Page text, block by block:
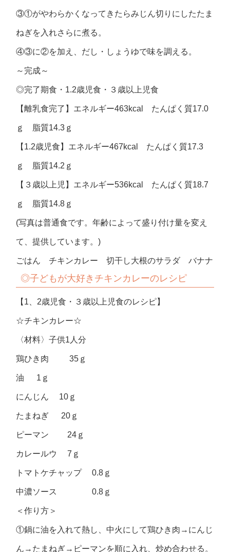
③①がやわらかくなってきたらみじん切りにしたたま
ねぎを入れさらに煮る。
④③に②を加え、だし・しょうゆで味を調える。
～完成～
◎完了期食・1.2歳児食・３歳以上児食
【離乳食完了】エネルギー463kcal たんぱく質17.0
ｇ 脂質14.3ｇ
【1.2歳児食】エネルギー467kcal たんぱく質17.3
ｇ 脂質14.2ｇ
【３歳以上児】エネルギー536kcal たんぱく質18.7
ｇ 脂質14.8ｇ
(写真は普通食です。年齢によって盛り付け量を変え
て、提供しています。)
ごはん チキンカレー 切干し大根のサラダ バナナ
◎子どもが大好きチキンカレーのレシピ
【1、2歳児食・３歳以上児食のレシピ】
☆チキンカレー☆
〈材料〉子供1人分
鶏ひき肉 35ｇ
油 1ｇ
にんじん 10ｇ
たまねぎ 20ｇ
ピーマン 24ｇ
カレールウ 7ｇ
トマトケチャップ 0.8ｇ
中濃ソース 0.8ｇ
＜作り方＞
①鍋に油を入れて熱し、中火にして鶏ひき肉→にんじ
ん→たまねぎ→ピーマンを順に入れ、炒め合わせる。